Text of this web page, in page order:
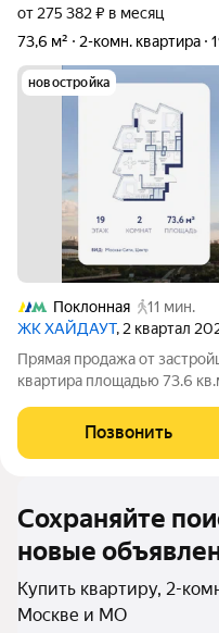
от 275 382 ₽ в месяц
73,6 м²
2-комн. квартира
новостройка
Поклонная
11 мин.
ЖК ХАЙДАУТ, 2 квартал
Прямая продажа от
квартира площадью 73.6
Победы, Долина реки
горы. Высота потолков 3,25
Позвонить
Сохраняйте
новые
Купить квартиру, 2-
Москве и МО